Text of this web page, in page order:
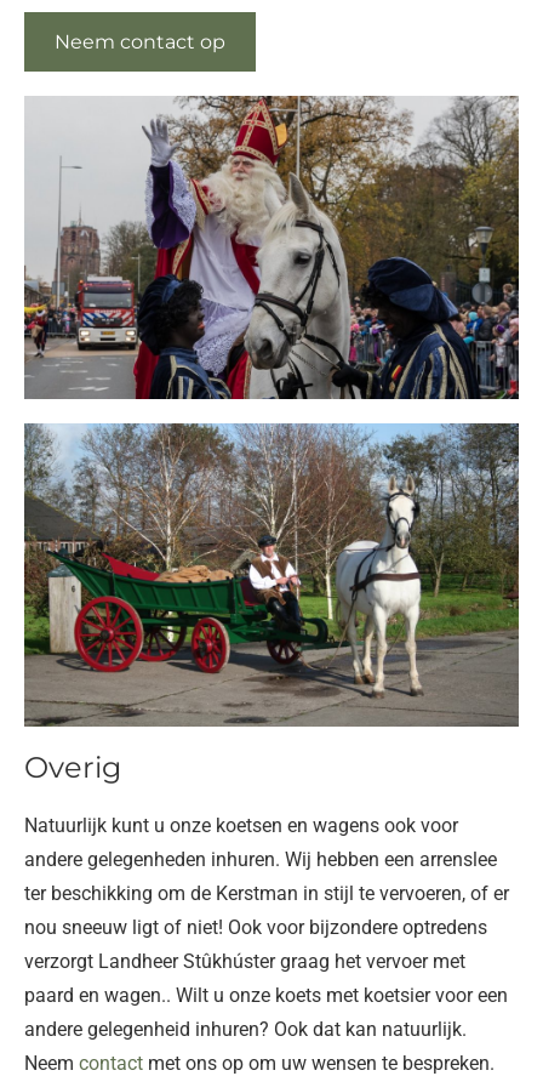
Neem contact op
Overig
Natuurlijk kunt u onze koetsen en wagens ook voor
andere gelegenheden inhuren. Wij hebben een arrenslee
ter beschikking om de Kerstman in stijl te vervoeren, of er
nou sneeuw ligt of niet! Ook voor bijzondere optredens
verzorgt Landheer Stûkhúster graag het vervoer met
paard en wagen.. Wilt u onze koets met koetsier voor een
andere gelegenheid inhuren? Ook dat kan natuurlijk.
Neem contact met ons op om uw wensen te bespreken.